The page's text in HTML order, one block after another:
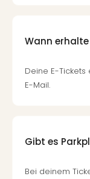
Wann
Deine E-
E-Mail.
Gibt es
Bei deinem